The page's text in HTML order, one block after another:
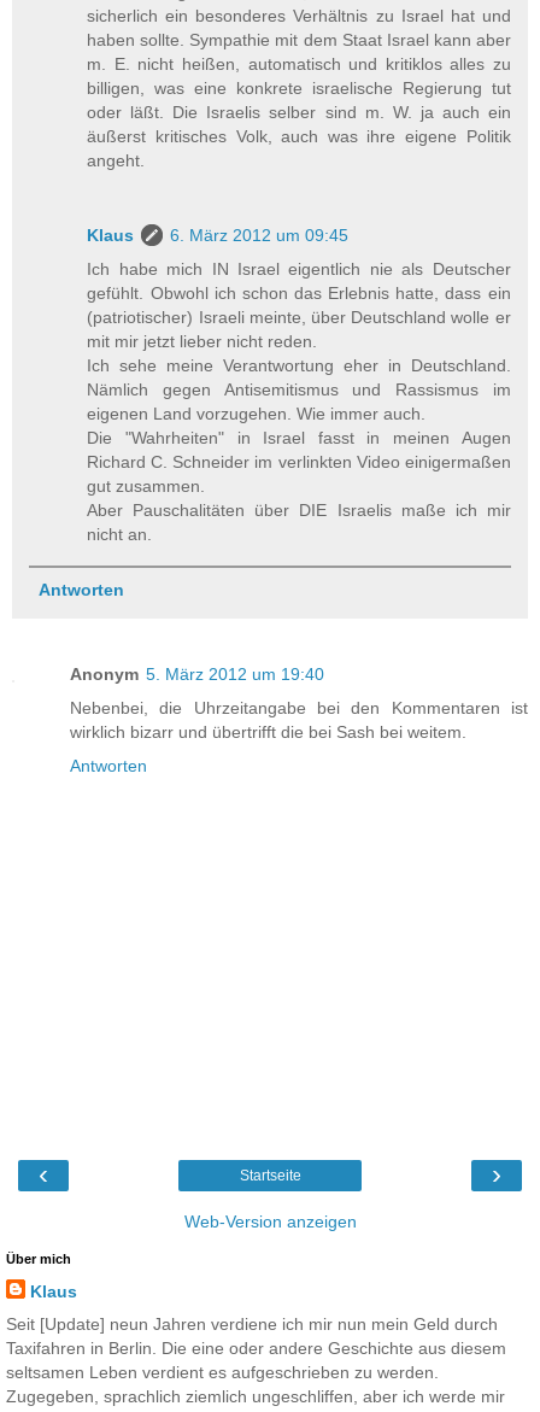
sicherlich ein besonderes Verhältnis zu Israel hat und
haben sollte. Sympathie mit dem Staat Israel kann aber
m. E. nicht heißen, automatisch und kritiklos alles zu
billigen, was eine konkrete israelische Regierung tut
oder läßt. Die Israelis selber sind m. W. ja auch ein
äußerst kritisches Volk, auch was ihre eigene Politik
angeht.
Klaus
6. März 2012 um 09:45
Ich habe mich IN Israel eigentlich nie als Deutscher
gefühlt. Obwohl ich schon das Erlebnis hatte, dass ein
(patriotischer) Israeli meinte, über Deutschland wolle er
mit mir jetzt lieber nicht reden.
Ich sehe meine Verantwortung eher in Deutschland.
Nämlich gegen Antisemitismus und Rassismus im
eigenen Land vorzugehen. Wie immer auch.
Die "Wahrheiten" in Israel fasst in meinen Augen
Richard C. Schneider im verlinkten Video einigermaßen
gut zusammen.
Aber Pauschalitäten über DIE Israelis maße ich mir
nicht an.
Antworten
Anonym 5. März 2012 um 19:40
Nebenbei, die Uhrzeitangabe bei den Kommentaren ist
wirklich bizarr und übertrifft die bei Sash bei weitem.
Antworten
‹ ›
Startseite
Web-Version anzeigen
Über mich
Klaus
Seit [Update] neun Jahren verdiene ich mir nun mein Geld durch
Taxifahren in Berlin. Die eine oder andere Geschichte aus diesem
seltsamen Leben verdient es aufgeschrieben zu werden.
Zugegeben, sprachlich ziemlich ungeschliffen, aber ich werde mir